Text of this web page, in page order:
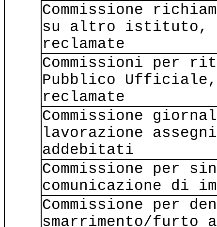
Commissione
su altro istituto,
reclamate
Commissioni per
Pubblico
reclamate
Commissione
lavorazione
addebitati
Commissione per
comunicazione di
Commissione per
smarrimento/furto